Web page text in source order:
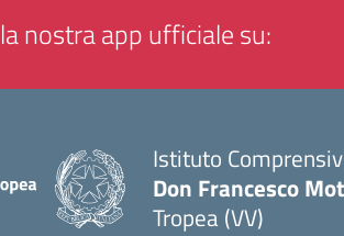
nostra app ufficiale su:
Istituto
Don Francesco
Tropea (VV)